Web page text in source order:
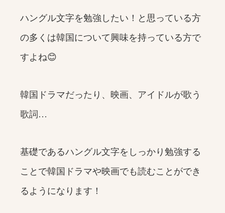
ハングル文字を勉強したい！と思っている方
の多くは韓国について興味を持っている方で
すよね😊
韓国ドラマだったり、映画、アイドルが歌う
歌詞…
基礎であるハングル文字をしっかり勉強する
ことで韓国ドラマや映画でも読むことができ
るようになります！